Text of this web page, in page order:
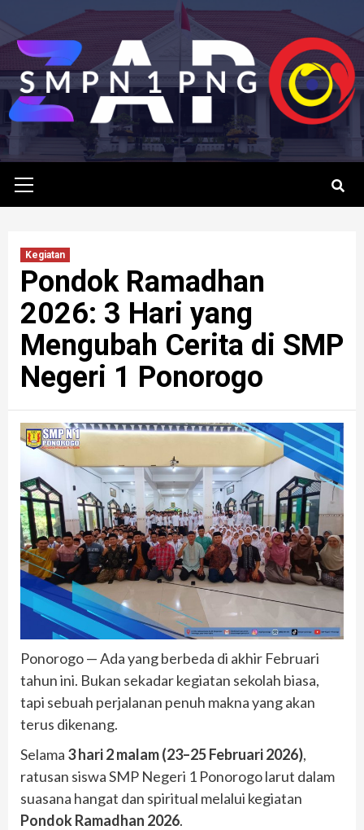
content
Menu
Kegiatan
Pondok Ramadhan
2026: 3 Hari yang
Mengubah Cerita di SMP
Negeri 1 Ponorogo
Ponorogo — Ada yang berbeda di akhir Februari
tahun ini. Bukan sekadar kegiatan sekolah biasa,
tapi sebuah perjalanan penuh makna yang akan
terus dikenang.
Selama 3 hari 2 malam (23–25 Februari 2026),
ratusan siswaSMP Negeri 1 Ponorogolarut dalam
suasana hangat dan spiritual melalui kegiatan
Pondok Ramadhan 2026.